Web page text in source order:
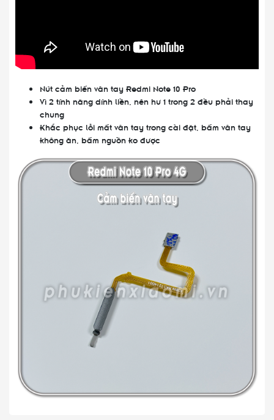
Nút cảm biến vân tay Redmi Note 10 Pro
Vì 2 tính năng dính liền, nên hư 1 trong 2 đều phải thay
chung
Khắc phục lỗi mất vân tay trong cài đặt, bấm vân tay
không ăn, bấm nguồn ko được